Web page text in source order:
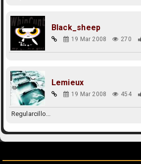
Black_sheep
19 Mar 2008 270
Lemieux
19 Mar 2008 454
Regularcillo...